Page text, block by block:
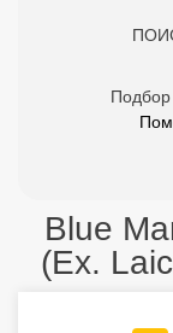
Подбор
Blue
(Ex.